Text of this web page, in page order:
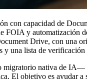
con capacidad de
FOIA y automatización
Drive, con una
una lista de
nativa de IA—
El objetivo es ayudar